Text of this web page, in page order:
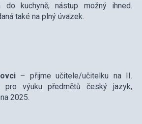
do kuchyně; nástup možný ihned.
také na plný úvazek.
– přijme učitele/učitelku na II.
pro výuku předmětů český jazyk,
2025.